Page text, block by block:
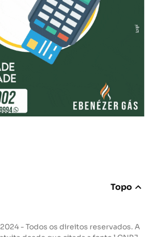
Topo
- Todos os direitos reservados. A